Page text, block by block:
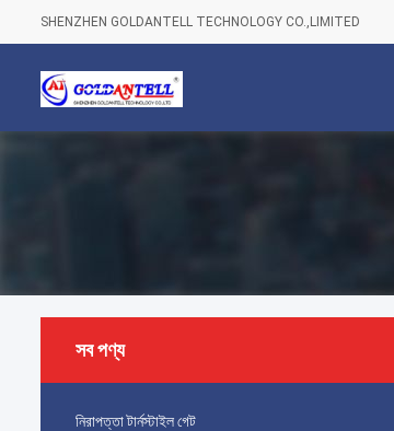
SHENZHEN GOLDANTELL TECHNOLOGY CO.,LIMITED
সব পণ্য
নিরাপত্তা টার্নস্টাইল গেট